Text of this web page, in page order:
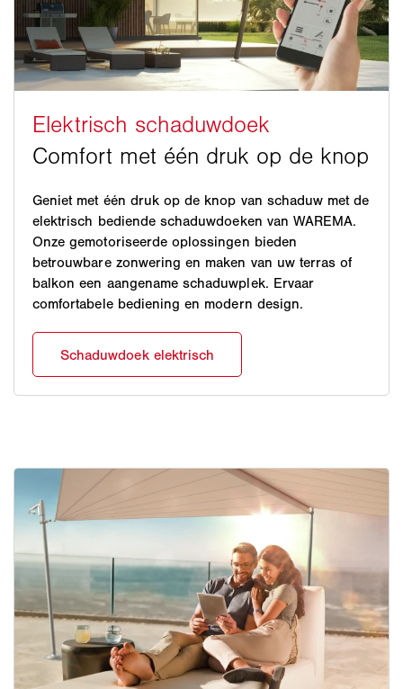
Geniet met één druk op de knop van schaduw met de
elektrisch bediende schaduwdoeken van WAREMA.
Onze gemotoriseerde oplossingen bieden
betrouwbare zonwering en maken van uw terras of
balkon een aangename schaduwplek. Ervaar
comfortabele bediening en modern design.